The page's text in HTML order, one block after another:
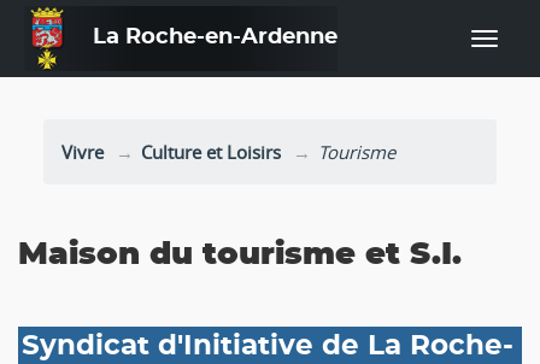
La Roche-en-Ardenne
Vivre Culture et Loisirs Tourisme
Maison du tourisme et S.I.
Syndicat d'Initiative de La Roche-